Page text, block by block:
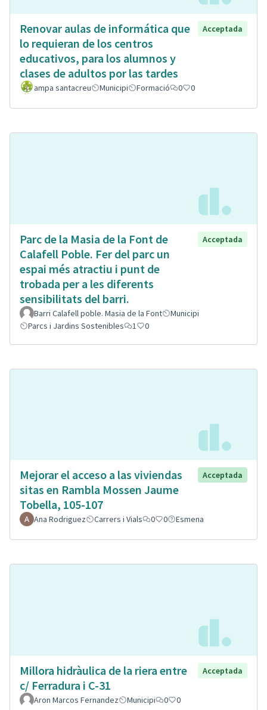
Renovar aulas de informática que
lo requieran de los centros
educativos, para los alumnos y
clases de adultos por las tardes
Acceptada
ampa santacreu Municipi Formació 0 0
Parc de la Masia de la Font de
Calafell Poble. Fer del parc un
espai més atractiu i punt de
trobada per a les diferents
sensibilitats del barri.
Acceptada
Barri Calafell poble. Masia de la Font
Municipi
Parcs i Jardins Sostenibles
1 0
Mejorar el acceso a las viviendas
sitas en Rambla Mossen Jaume
Tobella, 105-107
Acceptada
Ana Rodriguez Carrers i Vials 0 0 Esmena
Millora hidràulica de la riera entre
c/ Ferradura i C-31
Acceptada
Aron Marcos Fernandez Municipi 0 0